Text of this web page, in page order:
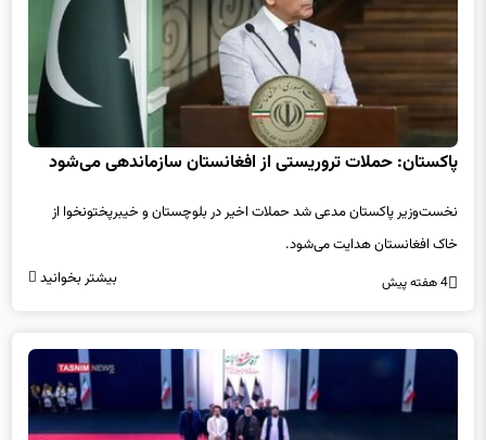
پاکستان: حملات تروریستی از افغانستان سازماندهی می‌شود
نخست‌وزیر پاکستان مدعی شد حملات اخیر در بلوچستان و خیبرپختونخوا از
خاک افغانستان هدایت می‌شود.
4 هفته پیش بیشتر بخوانید